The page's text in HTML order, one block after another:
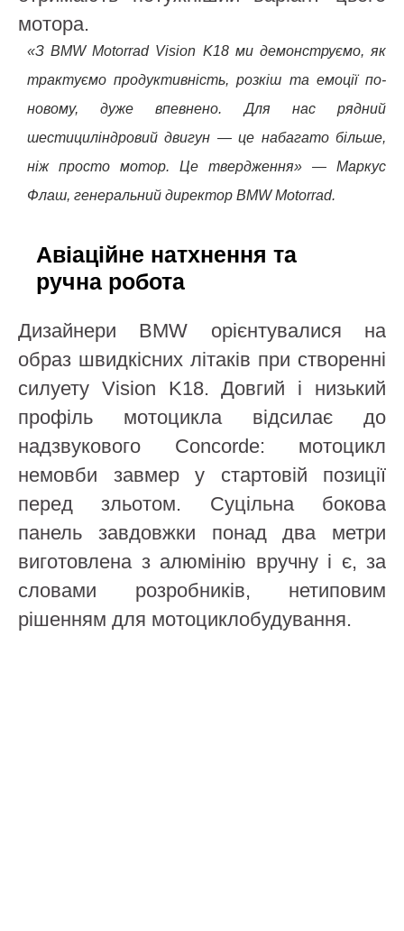
мотора.
«З BMW Motorrad Vision K18 ми демонструємо, як
трактуємо продуктивність, розкіш та емоції по-
новому, дуже впевнено. Для нас рядний
шестициліндровий двигун — це набагато більше,
ніж просто мотор. Це твердження» — Маркус
Флаш, генеральний директор BMW Motorrad.
Авіаційне натхнення та
ручна робота
Дизайнери BMW орієнтувалися на
образ швидкісних літаків при створенні
силуету Vision K18. Довгий і низький
профіль мотоцикла відсилає до
надзвукового Concorde: мотоцикл
немовби завмер у стартовій позиції
перед зльотом. Суцільна бокова
панель завдовжки понад два метри
виготовлена з алюмінію вручну і є, за
словами розробників, нетиповим
рішенням для мотоциклобудування.